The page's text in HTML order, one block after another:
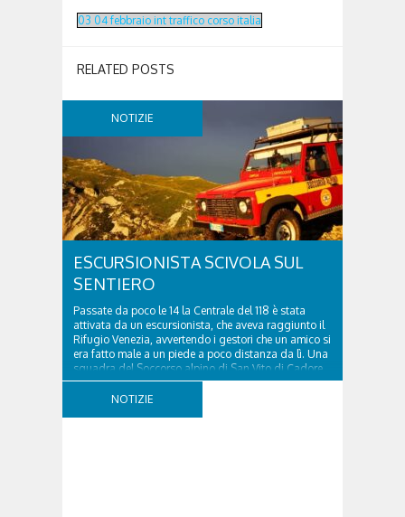
03 04 febbraio int traffico corso italia
RELATED POSTS
NOTIZIE
ESCURSIONISTA SCIVOLA SUL
SENTIERO
Passate da poco le 14 la Centrale del 118 è stata
attivata da un escursionista, che aveva raggiunto il
Rifugio Venezia, avvertendo i gestori che un amico si
era fatto male a un piede a poco distanza da lì. Una
squadra del Soccorso alpino di San Vito di Cadore
ha quindi raggiunto l'infortunato...
NOTIZIE